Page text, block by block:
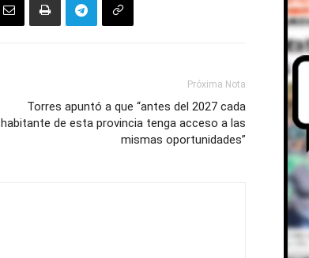
Próxima Nota
Torres apuntó a que “antes del 2027 cada
habitante de esta provincia tenga acceso a las
mismas oportunidades”